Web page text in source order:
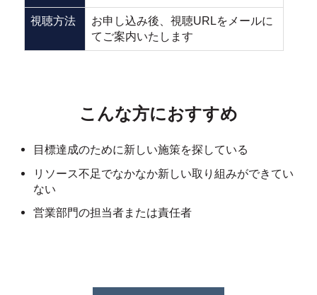
視聴方法
お申し込み後、視聴URLをメールに
てご案内いたします
こんな方におすすめ
目標達成のために新しい施策を探している
リソース不足でなかなか新しい取り組みができてい
ない
営業部門の担当者または責任者